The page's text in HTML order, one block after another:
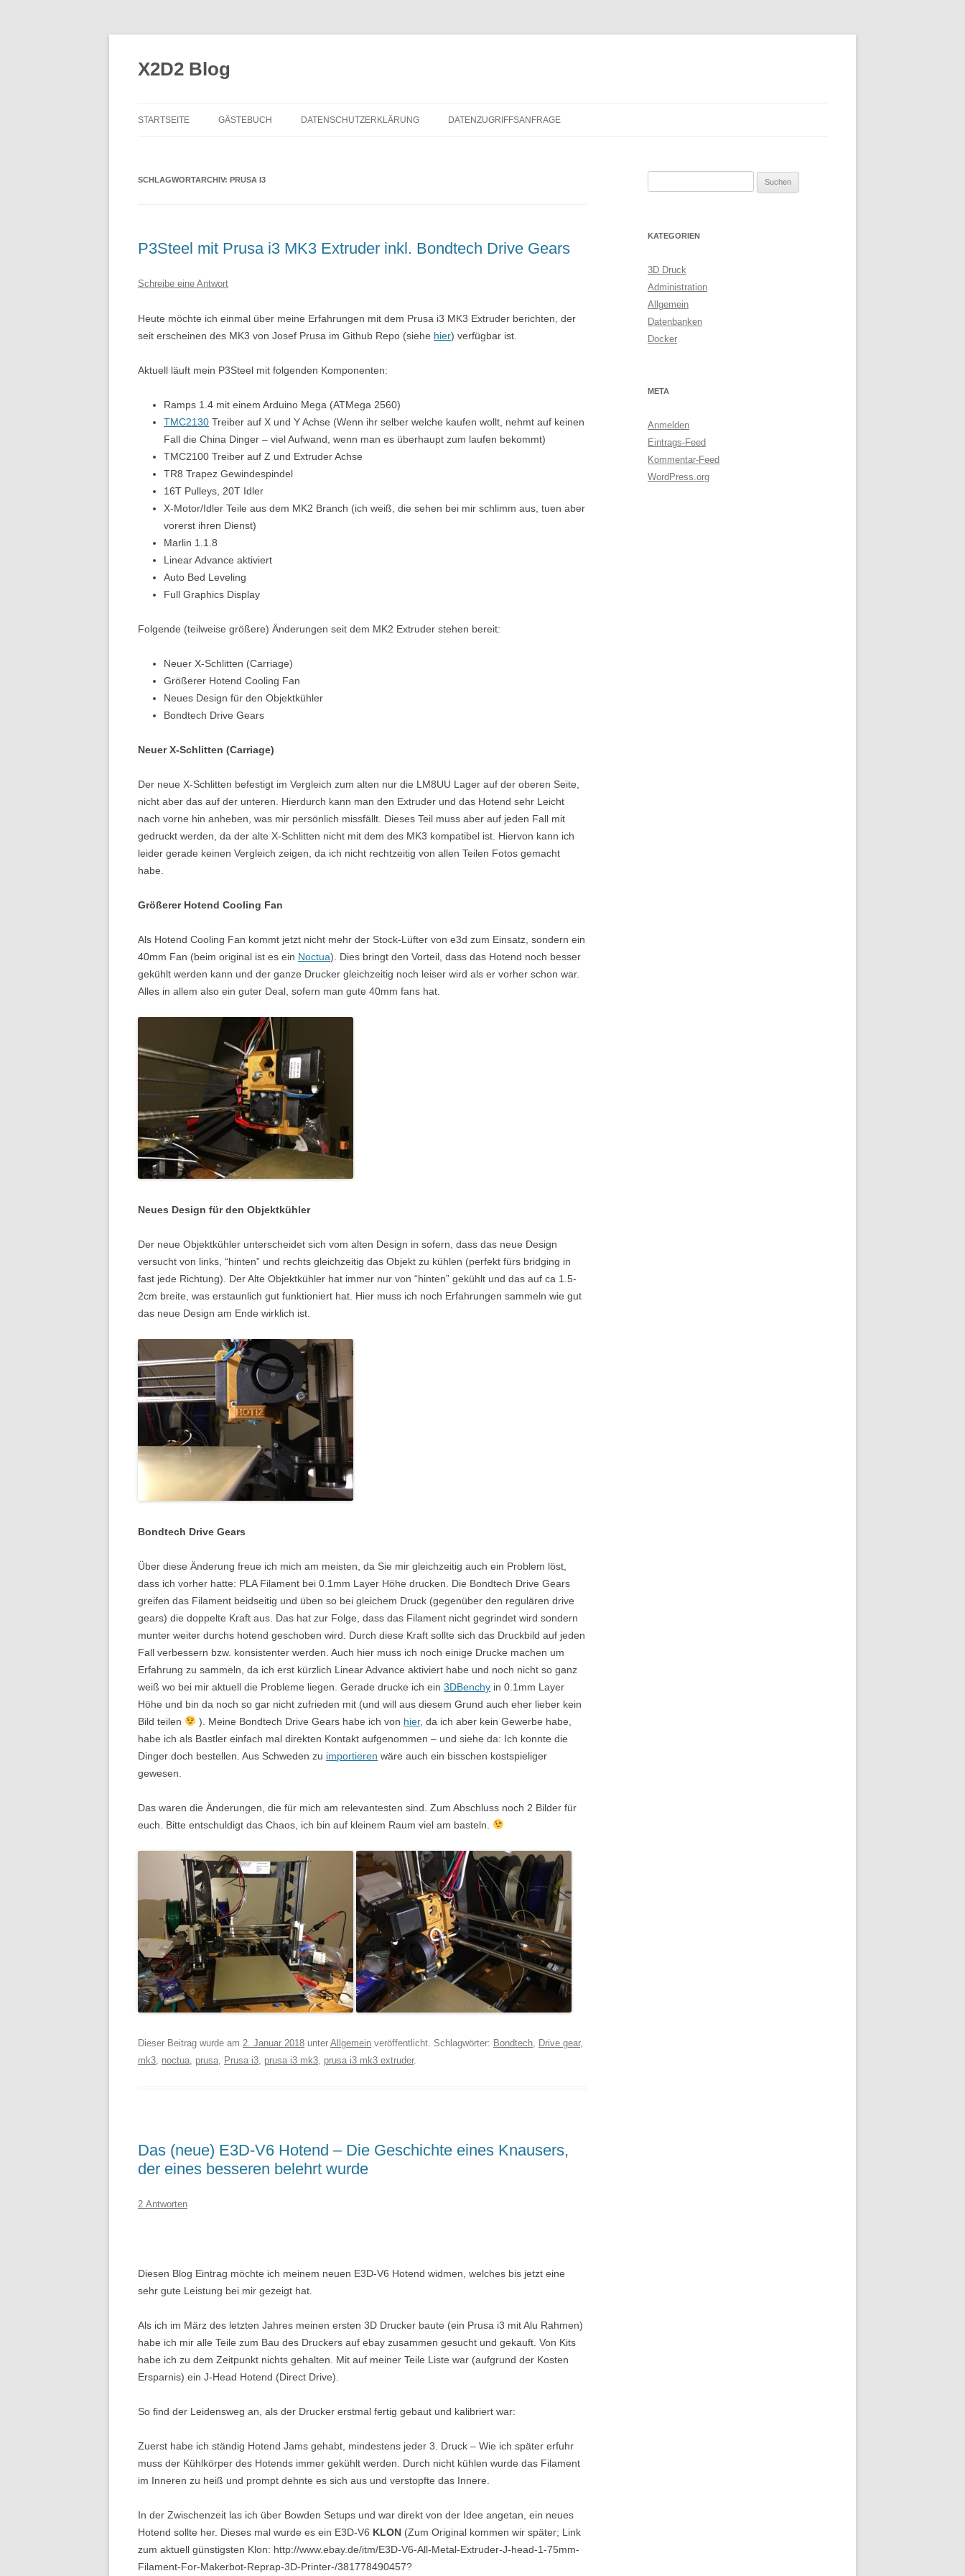
X2D2 Blog
STARTSEITE GÄSTEBUCH DATENSCHUTZERKLÄRUNG DATENZUGRIFFSANFRAGE
SCHLAGWORTARCHIV: PRUSA I3
P3Steel mit Prusa i3 MK3 Extruder inkl. Bondtech Drive Gears
Schreibe eine Antwort
Heute möchte ich einmal über meine Erfahrungen mit dem Prusa i3 MK3 Extruder berichten, der
seit erscheinen des MK3 von Josef Prusa im Github Repo (siehe hier) verfügbar ist.
Aktuell läuft mein P3Steel mit folgenden Komponenten:
Ramps 1.4 mit einem Arduino Mega (ATMega 2560)
TMC2130 Treiber auf X und Y Achse (Wenn ihr selber welche kaufen wollt, nehmt auf keinen
Fall die China Dinger – viel Aufwand, wenn man es überhaupt zum laufen bekommt)
TMC2100 Treiber auf Z und Extruder Achse
TR8 Trapez Gewindespindel
16T Pulleys, 20T Idler
X-Motor/Idler Teile aus dem MK2 Branch (ich weiß, die sehen bei mir schlimm aus, tuen aber
vorerst ihren Dienst)
Marlin 1.1.8
Linear Advance aktiviert
Auto Bed Leveling
Full Graphics Display
Folgende (teilweise größere) Änderungen seit dem MK2 Extruder stehen bereit:
Neuer X-Schlitten (Carriage)
Größerer Hotend Cooling Fan
Neues Design für den Objektkühler
Bondtech Drive Gears
Neuer X-Schlitten (Carriage)
Der neue X-Schlitten befestigt im Vergleich zum alten nur die LM8UU Lager auf der oberen Seite,
nicht aber das auf der unteren. Hierdurch kann man den Extruder und das Hotend sehr Leicht
nach vorne hin anheben, was mir persönlich missfällt. Dieses Teil muss aber auf jeden Fall mit
gedruckt werden, da der alte X-Schlitten nicht mit dem des MK3 kompatibel ist. Hiervon kann ich
leider gerade keinen Vergleich zeigen, da ich nicht rechtzeitig von allen Teilen Fotos gemacht
habe.
Größerer Hotend Cooling Fan
Als Hotend Cooling Fan kommt jetzt nicht mehr der Stock-Lüfter von e3d zum Einsatz, sondern ein
40mm Fan (beim original ist es ein Noctua). Dies bringt den Vorteil, dass das Hotend noch besser
gekühlt werden kann und der ganze Drucker gleichzeitig noch leiser wird als er vorher schon war.
Alles in allem also ein guter Deal, sofern man gute 40mm fans hat.
Neues Design für den Objektkühler
Der neue Objektkühler unterscheidet sich vom alten Design in sofern, dass das neue Design
versucht von links, “hinten” und rechts gleichzeitig das Objekt zu kühlen (perfekt fürs bridging in
fast jede Richtung). Der Alte Objektkühler hat immer nur von “hinten” gekühlt und das auf ca 1.5-
2cm breite, was erstaunlich gut funktioniert hat. Hier muss ich noch Erfahrungen sammeln wie gut
das neue Design am Ende wirklich ist.
Bondtech Drive Gears
Über diese Änderung freue ich mich am meisten, da Sie mir gleichzeitig auch ein Problem löst,
dass ich vorher hatte: PLA Filament bei 0.1mm Layer Höhe drucken. Die Bondtech Drive Gears
greifen das Filament beidseitig und üben so bei gleichem Druck (gegenüber den regulären drive
gears) die doppelte Kraft aus. Das hat zur Folge, dass das Filament nicht gegrindet wird sondern
munter weiter durchs hotend geschoben wird. Durch diese Kraft sollte sich das Druckbild auf jeden
Fall verbessern bzw. konsistenter werden. Auch hier muss ich noch einige Drucke machen um
Erfahrung zu sammeln, da ich erst kürzlich Linear Advance aktiviert habe und noch nicht so ganz
weiß wo bei mir aktuell die Probleme liegen. Gerade drucke ich ein 3DBenchy in 0.1mm Layer
Höhe und bin da noch so gar nicht zufrieden mit (und will aus diesem Grund auch eher lieber kein
Bild teilen
). Meine Bondtech Drive Gears habe ich von hier, da ich aber kein Gewerbe habe,
habe ich als Bastler einfach mal direkten Kontakt aufgenommen – und siehe da: Ich konnte die
Dinger doch bestellen. Aus Schweden zu importieren wäre auch ein bisschen kostspieliger
gewesen.
Das waren die Änderungen, die für mich am relevantesten sind. Zum Abschluss noch 2 Bilder für
euch. Bitte entschuldigt das Chaos, ich bin auf kleinem Raum viel am basteln.
Dieser Beitrag wurde am 2. Januar 2018 unter Allgemein veröffentlicht. Schlagwörter: Bondtech, Drive gear,
mk3, noctua, prusa, Prusa i3, prusa i3 mk3, prusa i3 mk3 extruder.
Das (neue) E3D-V6 Hotend – Die Geschichte eines Knausers,
der eines besseren belehrt wurde
2 Antworten
Diesen Blog Eintrag möchte ich meinem neuen E3D-V6 Hotend widmen, welches bis jetzt eine
sehr gute Leistung bei mir gezeigt hat.
Als ich im März des letzten Jahres meinen ersten 3D Drucker baute (ein Prusa i3 mit Alu Rahmen)
habe ich mir alle Teile zum Bau des Druckers auf ebay zusammen gesucht und gekauft. Von Kits
habe ich zu dem Zeitpunkt nichts gehalten. Mit auf meiner Teile Liste war (aufgrund der Kosten
Ersparnis) ein J-Head Hotend (Direct Drive).
So find der Leidensweg an, als der Drucker erstmal fertig gebaut und kalibriert war:
Zuerst habe ich ständig Hotend Jams gehabt, mindestens jeder 3. Druck – Wie ich später erfuhr
muss der Kühlkörper des Hotends immer gekühlt werden. Durch nicht kühlen wurde das Filament
im Inneren zu heiß und prompt dehnte es sich aus und verstopfte das Innere.
In der Zwischenzeit las ich über Bowden Setups und war direkt von der Idee angetan, ein neues
Hotend sollte her. Dieses mal wurde es ein E3D-V6 KLON (Zum Original kommen wir später; Link
zum aktuell günstigsten Klon: http://www.ebay.de/itm/E3D-V6-All-Metal-Extruder-J-head-1-75mm-
Filament-For-Makerbot-Reprap-3D-Printer-/381778490457?
KATEGORIEN
3D Druck
Administration
Allgemein
Datenbanken
Docker
META
Anmelden
Eintrags-Feed
Kommentar-Feed
WordPress.org